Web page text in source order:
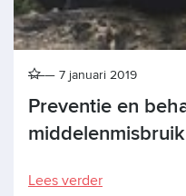
Preventie en
7 januari 2019
Lees verder